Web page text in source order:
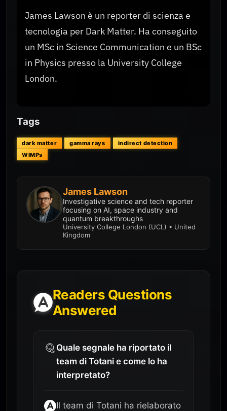
James Lawson è un reporter di scienza e
tecnologia per Dark Matter. Ha conseguito
un MSc in Science Communication e un BSc
in Physics presso la University College
London.
Tags
dark matter gamma rays
indirect detection
WIMPs
James Lawson
Investigative science and tech reporter
focusing on AI, space industry and
quantum breakthroughs
University College London (UCL) • United
Kingdom
Readers Questions
Answered
Quale segnale ha riportato il
team di Totani e come lo ha
interpretato?
Il team di Totani ha rielaborato